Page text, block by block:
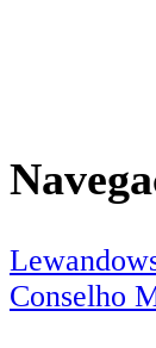
Conselho